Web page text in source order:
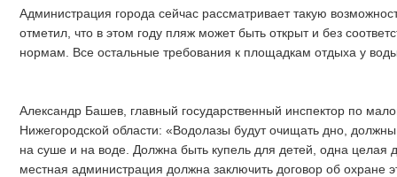
Администрация города сейчас рассматривает такую
отметил, что в этом году пляж может быть открыт и без
нормам. Все остальные требования к площадкам отдыха у
Александр Башев, главный государственный инспектор по
Нижегородской области: «Водолазы будут очищать дно,
на суше и на воде. Должна быть купель для детей, одна целая
местная администрация должна заключить договор об охране